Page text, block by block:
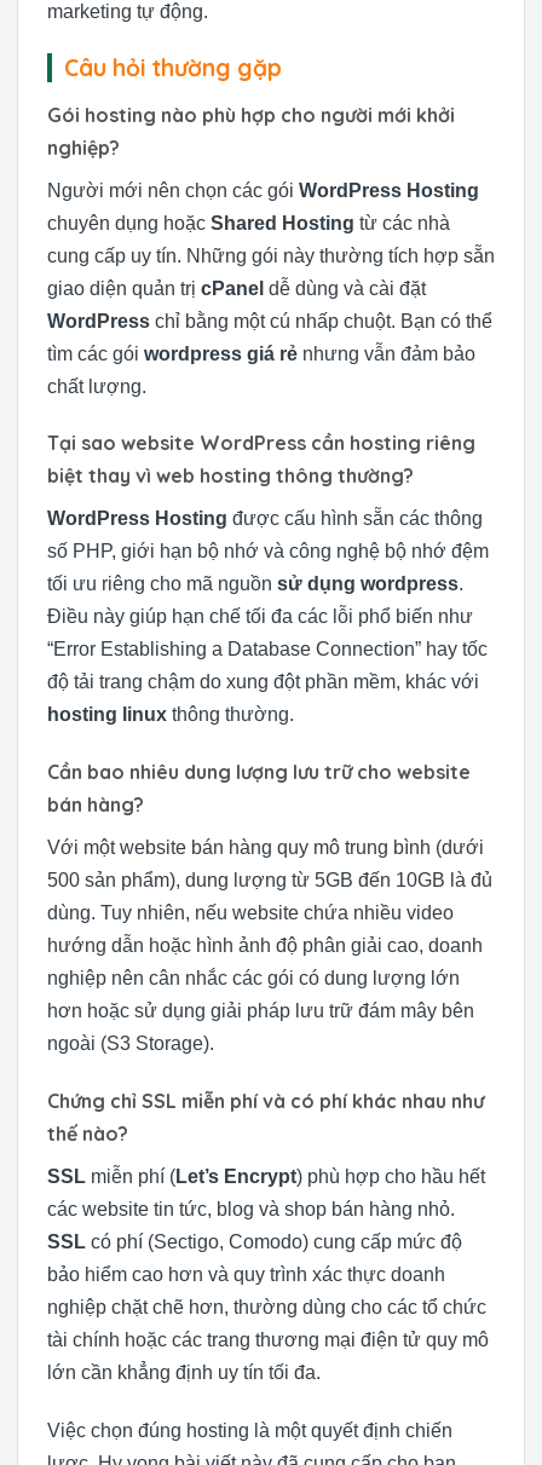
marketing tự động.
Câu hỏi thường gặp
Gói hosting nào phù hợp cho người mới khởi
nghiệp?
Người mới nên chọn các gói WordPress Hosting
chuyên dụng hoặc Shared Hosting từ các nhà
cung cấp uy tín. Những gói này thường tích hợp sẵn
giao diện quản trị cPanel dễ dùng và cài đặt
WordPress chỉ bằng một cú nhấp chuột. Bạn có thể
tìm các gói wordpress giá rẻ nhưng vẫn đảm bảo
chất lượng.
Tại sao website WordPress cần hosting riêng
biệt thay vì web hosting thông thường?
WordPress Hosting được cấu hình sẵn các thông
số PHP, giới hạn bộ nhớ và công nghệ bộ nhớ đệm
tối ưu riêng cho mã nguồn sử dụng wordpress.
Điều này giúp hạn chế tối đa các lỗi phổ biến như
“Error Establishing a Database Connection” hay tốc
độ tải trang chậm do xung đột phần mềm, khác với
hosting linux thông thường.
Cần bao nhiêu dung lượng lưu trữ cho website
bán hàng?
Với một website bán hàng quy mô trung bình (dưới
500 sản phẩm), dung lượng từ 5GB đến 10GB là đủ
dùng. Tuy nhiên, nếu website chứa nhiều video
hướng dẫn hoặc hình ảnh độ phân giải cao, doanh
nghiệp nên cân nhắc các gói có dung lượng lớn
hơn hoặc sử dụng giải pháp lưu trữ đám mây bên
ngoài (S3 Storage).
Chứng chỉ SSL miễn phí và có phí khác nhau như
thế nào?
SSL miễn phí (Let’s Encrypt) phù hợp cho hầu hết
các website tin tức, blog và shop bán hàng nhỏ.
SSL có phí (Sectigo, Comodo) cung cấp mức độ
bảo hiểm cao hơn và quy trình xác thực doanh
nghiệp chặt chẽ hơn, thường dùng cho các tổ chức
tài chính hoặc các trang thương mại điện tử quy mô
lớn cần khẳng định uy tín tối đa.
Việc chọn đúng hosting là một quyết định chiến